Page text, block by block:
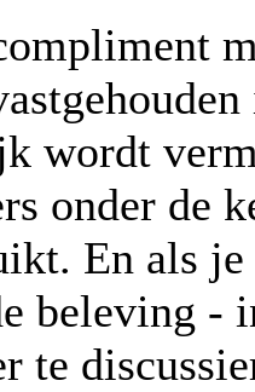
wordt
onder de
En als
beleving -
te